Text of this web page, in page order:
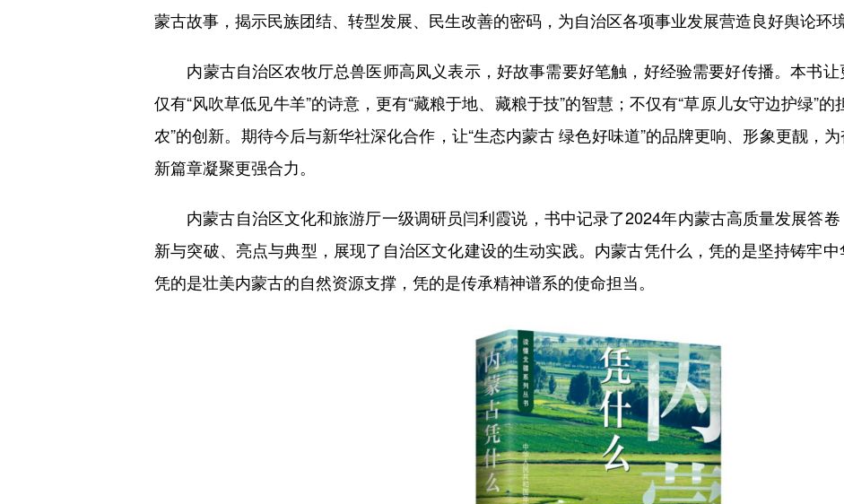
蒙古故事，揭示民族团结、转型发展、民生改善的密码，为自治区各项事业发展营造良好舆论环境
内蒙古自治区农牧厅总兽医师高凤义表示，好故事需要好笔触，好经验需要好传播。本书让
仅有“风吹草低见牛羊”的诗意，更有“藏粮于地、藏粮于技”的智慧；不仅有“草原儿女守边护绿”
农”的创新。期待今后与新华社深化合作，让“生态内蒙古 绿色好味道”的品牌更响、形象更靓，
新篇章凝聚更强合力。
内蒙古自治区文化和旅游厅一级调研员闫利霞说，书中记录了2024年内蒙古高质量发展答卷
新与突破、亮点与典型，展现了自治区文化建设的生动实践。内蒙古凭什么，凭的是坚持铸牢中
凭的是壮美内蒙古的自然资源支撑，凭的是传承精神谱系的使命担当。